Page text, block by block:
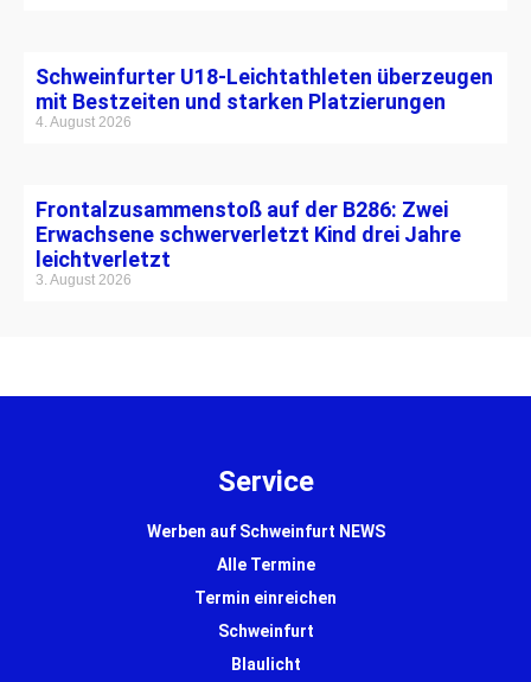
Schweinfurter U18-Leichtathleten überzeugen
mit Bestzeiten und starken Platzierungen
4. August 2026
Frontalzusammenstoß auf der B286: Zwei
Erwachsene schwerverletzt Kind drei Jahre
leichtverletzt
3. August 2026
Service
Werben auf Schweinfurt NEWS
Alle Termine
Termin einreichen
Schweinfurt
Blaulicht